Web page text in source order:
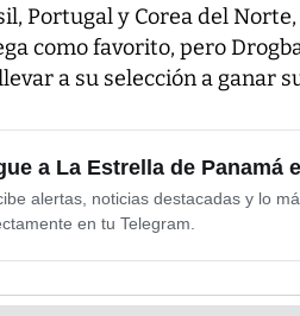
Portugal y Corea del
como favorito, pero
a su selección a ganar
a La Estrella de Panamá
alertas, noticias destacadas y lo
en tu Telegram.